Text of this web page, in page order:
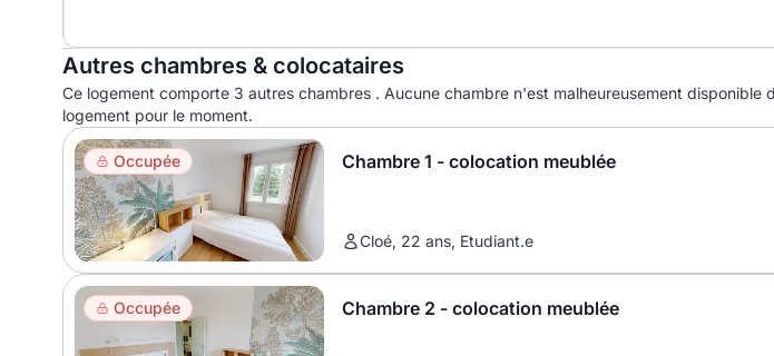
Autres chambres & colocataires
Ce logement comporte 3 autres chambres . Aucune chambre n'est malheureusement disponible
logement pour le moment.
Occupée Chambre 1 - colocation meublée
Cloé, 22 ans, Etudiant.e
Occupée Chambre 2 - colocation meublée